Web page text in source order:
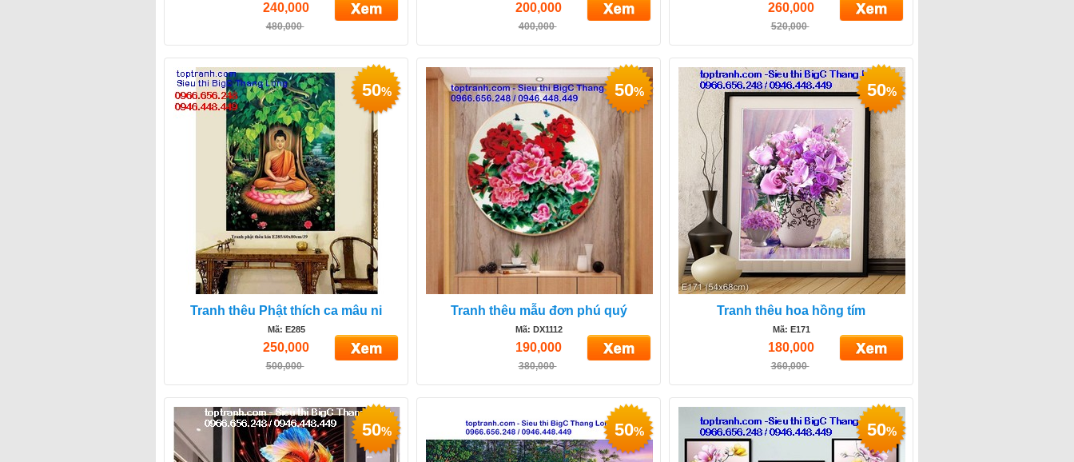
240,000
480,000
200,000
400,000
260,000
520,000
Tranh thêu Phật thích ca mâu ni
Mã: E285
250,000
500,000
50%
Tranh thêu mẫu đơn phú quý
Mã: DX1112
190,000
380,000
50%
Tranh thêu hoa hồng tím
Mã: E171
180,000
360,000
50%
50% 50% 50%